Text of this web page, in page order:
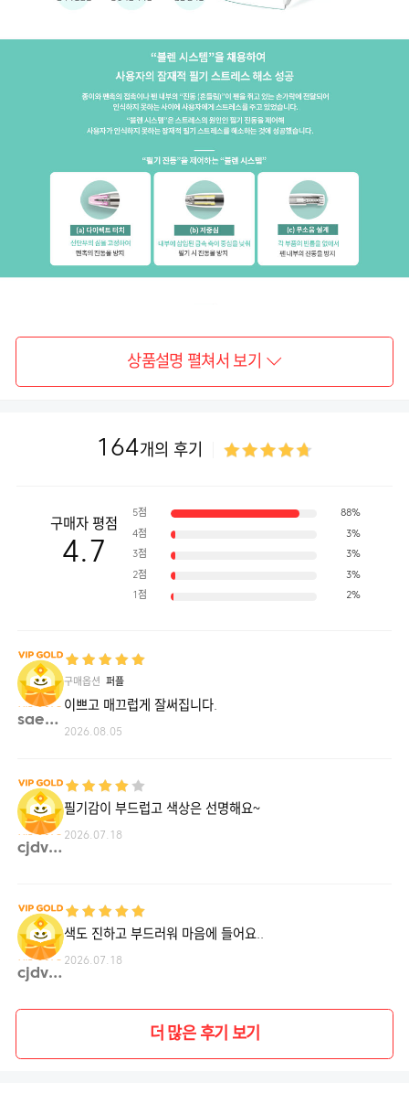
상품설명 펼쳐서 보기
164개의 후기
구매자 평점
4.7
5점 88%
4점 3%
3점 3%
2점 3%
1점 2%
sae2**
구매옵션 퍼플
이쁘고 매끄럽게 잘써집니다.
2026.08.05
cjdvh**
필기감이 부드럽고 색상은 선명해요~
2026.07.18
cjdvh**
색도 진하고 부드러워 마음에 들어요..
2026.07.18
더 많은 후기 보기